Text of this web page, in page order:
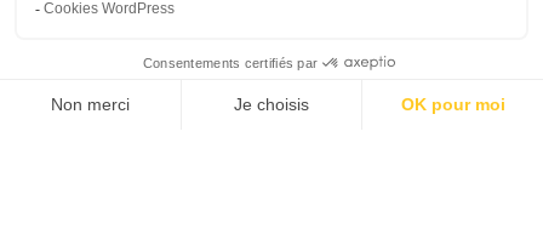
newsletter. Consultez notre